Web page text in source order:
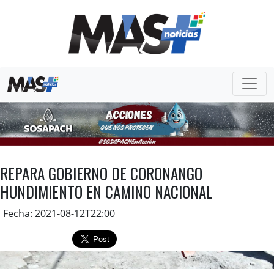
REPARA GOBIERNO DE CORONANGO
HUNDIMIENTO EN CAMINO NACIONAL
Fecha: 2021-08-12T22:00